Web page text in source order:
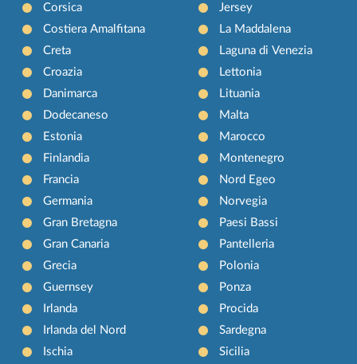
Corsica
Costiera Amalfitana
Creta
Croazia
Danimarca
Dodecaneso
Estonia
Finlandia
Francia
Germania
Gran Bretagna
Gran Canaria
Grecia
Guernsey
Irlanda
Irlanda del Nord
Ischia
Jersey
La Maddalena
Laguna di Venezia
Lettonia
Lituania
Malta
Marocco
Montenegro
Nord Egeo
Norvegia
Paesi Bassi
Pantelleria
Polonia
Ponza
Procida
Sardegna
Sicilia